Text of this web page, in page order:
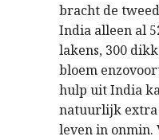
bracht de
India alleen al
lakens, 300
bloem
hulp uit India
natuurlijk extra
leven in onmin.